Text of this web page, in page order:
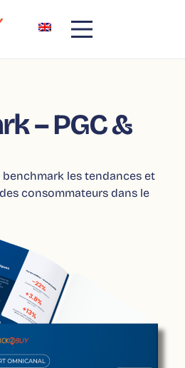
– PGC &
les tendances et
consommateurs dans le